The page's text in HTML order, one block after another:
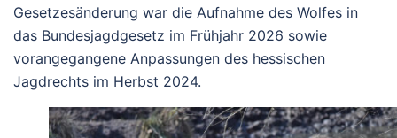
Gesetzesänderung war die Aufnahme des Wolfes in
das Bundesjagdgesetz im Frühjahr 2026 sowie
vorangegangene Anpassungen des hessischen
Jagdrechts im Herbst 2024.